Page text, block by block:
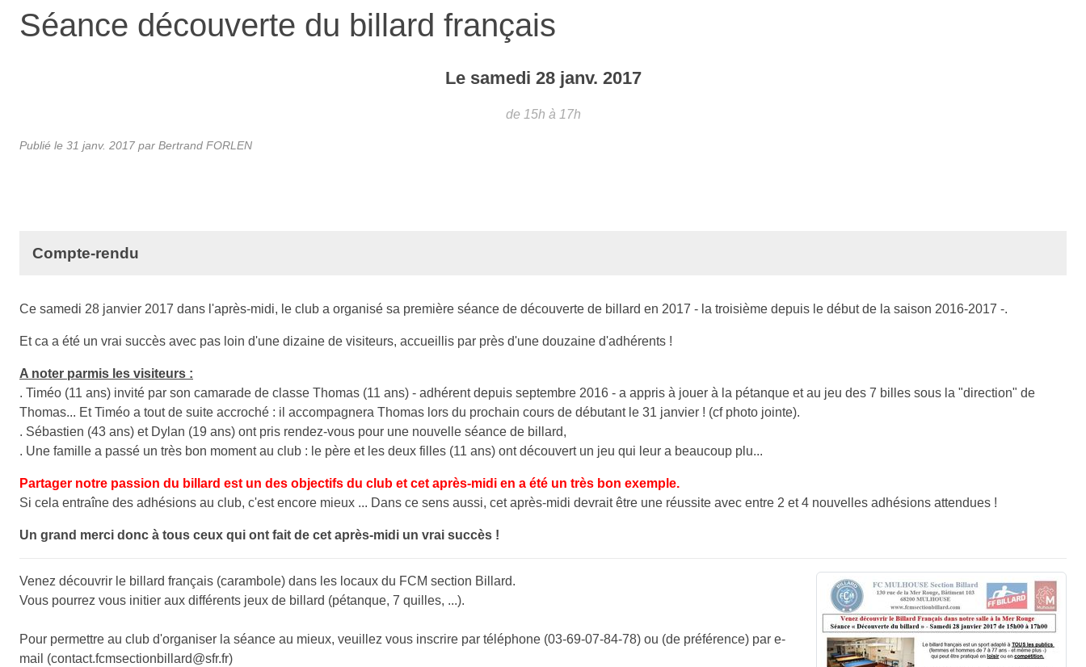
Séance découverte du billard français
Le samedi 28 janv. 2017
de 15h à 17h
Publié le 31 janv. 2017 par Bertrand FORLEN
Compte-rendu
Ce samedi 28 janvier 2017 dans l'après-midi, le club a organisé sa première séance de découverte de billard en 2017 - la troisième depuis le début de la saison 2016-2017 -.
Et ca a été un vrai succès avec pas loin d'une dizaine de visiteurs, accueillis par près d'une douzaine d'adhérents !
A noter parmis les visiteurs :
. Timéo (11 ans) invité par son camarade de classe Thomas (11 ans) - adhérent depuis septembre 2016 - a appris à jouer à la pétanque et au jeu des 7 billes sous la "direction" de
Thomas... Et Timéo a tout de suite accroché : il accompagnera Thomas lors du prochain cours de débutant le 31 janvier ! (cf photo jointe).
. Sébastien (43 ans) et Dylan (19 ans) ont pris rendez-vous pour une nouvelle séance de billard,
. Une famille a passé un très bon moment au club : le père et les deux filles (11 ans) ont découvert un jeu qui leur a beaucoup plu...
Partager notre passion du billard est un des objectifs du club et cet après-midi en a été un très bon exemple.
Si cela entraîne des adhésions au club, c'est encore mieux ... Dans ce sens aussi, cet après-midi devrait être une réussite avec entre 2 et 4 nouvelles adhésions attendues !
Un grand merci donc à tous ceux qui ont fait de cet après-midi un vrai succès !
Venez découvrir le billard français (carambole) dans les locaux du FCM section Billard.
Vous pourrez vous initier aux différents jeux de billard (pétanque, 7 quilles, ...).
Pour permettre au club d'organiser la séance au mieux, veuillez vous inscrire par téléphone (03-69-07-84-78) ou (de préférence) par e-
mail (contact.fcmsectionbillard@sfr.fr)